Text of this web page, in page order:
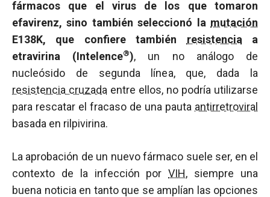
fármacos que el virus de los que tomaron
efavirenz, sino también seleccionó la mutación
E138K, que confiere también resistencia a
etravirina (Intelence®), un no análogo de
nucleósido de segunda línea, que, dada la
resistencia cruzada entre ellos, no podría utilizarse
para rescatar el fracaso de una pauta antirretroviral
basada en rilpivirina.
La aprobación de un nuevo fármaco suele ser, en el
contexto de la infección porVIH, siempre una
buena noticia en tanto que se amplían las opciones